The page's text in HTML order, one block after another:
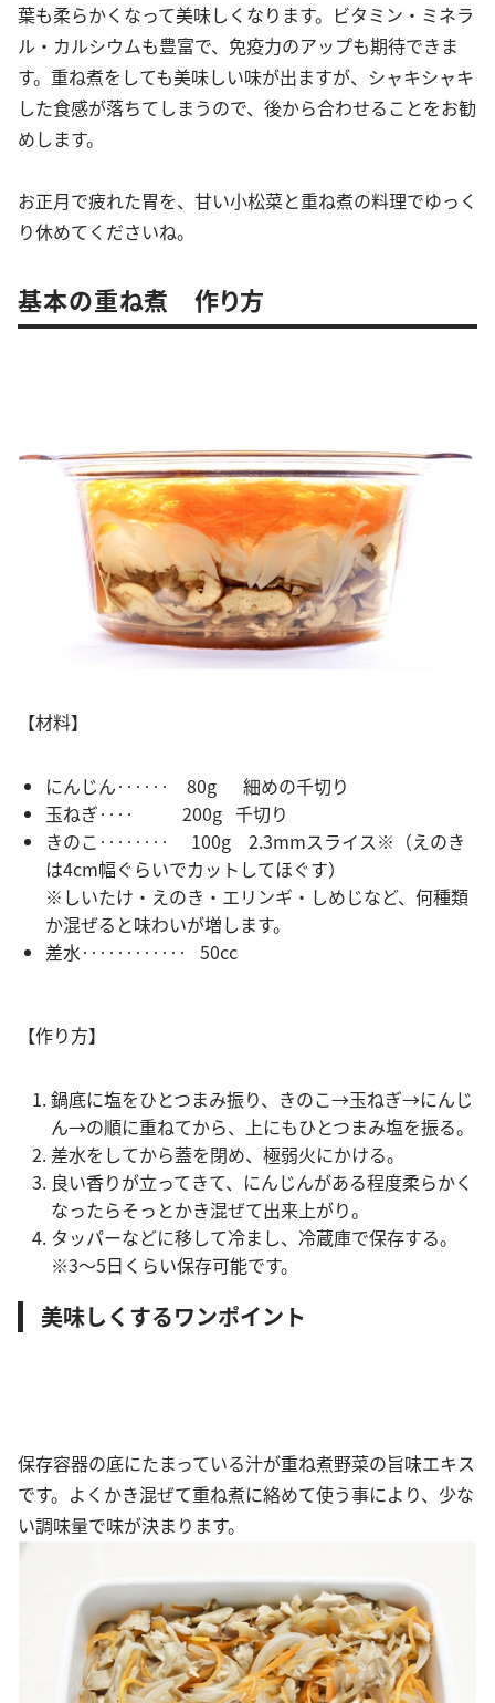
葉も柔らかくなって美味しくなります。ビタミン・ミネラ
ル・カルシウムも豊富で、免疫力のアップも期待できま
す。重ね煮をしても美味しい味が出ますが、シャキシャキ
した食感が落ちてしまうので、後から合わせることをお勧
めします。
お正月で疲れた胃を、甘い小松菜と重ね煮の料理でゆっく
り休めてくださいね。
基本の重ね煮 作り方
【材料】
にんじん‥‥‥ 80g 細めの千切り
玉ねぎ‥‥ 200g 千切り
きのこ‥‥‥‥ 100g 2.3mmスライス※（えのき
は4cm幅ぐらいでカットしてほぐす）
※しいたけ・えのき・エリンギ・しめじなど、何種類
か混ぜると味わいが増します。
差水‥‥‥‥‥‥ 50cc
【作り方】
鍋底に塩をひとつまみ振り、きのこ→玉ねぎ→にんじ
ん→の順に重ねてから、上にもひとつまみ塩を振る。
差水をしてから蓋を閉め、極弱火にかける。
良い香りが立ってきて、にんじんがある程度柔らかく
なったらそっとかき混ぜて出来上がり。
タッパーなどに移して冷まし、冷蔵庫で保存する。
※3～5日くらい保存可能です。
美味しくするワンポイント
保存容器の底にたまっている汁が重ね煮野菜の旨味エキス
です。よくかき混ぜて重ね煮に絡めて使う事により、少な
い調味量で味が決まります。